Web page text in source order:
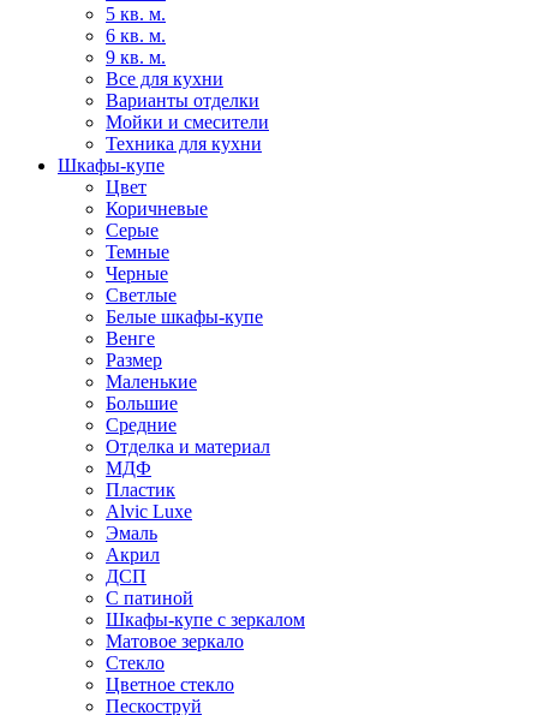
5 кв. м.
6 кв. м.
9 кв. м.
Все для кухни
Варианты отделки
Мойки и смесители
Техника для кухни
Шкафы-купе
Цвет
Коричневые
Серые
Темные
Черные
Светлые
Белые шкафы-купе
Венге
Размер
Маленькие
Большие
Средние
Отделка и материал
МДФ
Пластик
Alvic Luxe
Эмаль
Акрил
ДСП
С патиной
Шкафы-купе с зеркалом
Матовое зеркало
Стекло
Цветное стекло
Пескоструй